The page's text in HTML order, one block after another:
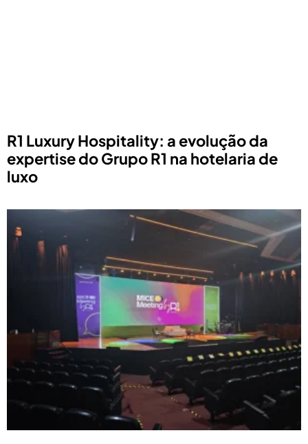
R1 Luxury Hospitality: a evolução da
expertise do Grupo R1 na hotelaria de
luxo